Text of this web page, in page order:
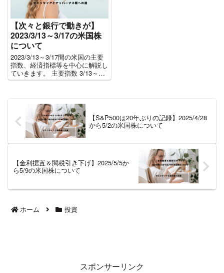
【次々と銀行で動きが】
2023/3/13～3/17の米国株
について
2023/3/13～3/17間の米国の主要
指数、経済指標等を中心に解説し
ていきます。 主要指数 3/13～
3/17の1週間のパフォーマンスで
ースで今週はどうなるかと注目で
したが...
【S&P500は20年ぶりの記録】2025/4/28
から5/2の米国株について
【金利据置＆関税引き下げ】2025/5/5か
ら5/9の米国株について
ホーム 投資
スポンサーリンク